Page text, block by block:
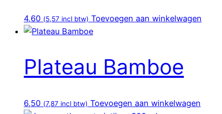
4,60 (5,57 incl btw) Toevoegen aan winkelwagen
Plateau Bamboe
6,50 (7,87 incl btw) Toevoegen aan winkelwagen